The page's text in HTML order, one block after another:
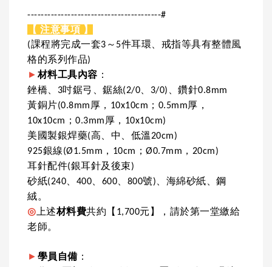
----------------------------------------#
【 注意事項 】
(課程將完成一套3～5件耳環、戒指等具有整體風
格的系列作品)
►材料工具內容 ：
銼橋、3吋鋸弓、鋸絲(2/0、3/0)、鑽針0.8mm
黃銅片(0.8mm厚，10x10cm；0.5mm厚，
10x10cm；0.3mm厚，10x10cm)
美國製銀焊藥(高、中、低溫20cm)
925銀線(Ø1.5mm，10cm；Ø0.7mm，20cm)
耳針配件(銀耳針及後束)
砂紙(240、400、600、800號)、海綿砂紙、鋼
絨。
◎上述材料費共約【1,700元】，請於第一堂繳給
老師。
► 學員自備 ：